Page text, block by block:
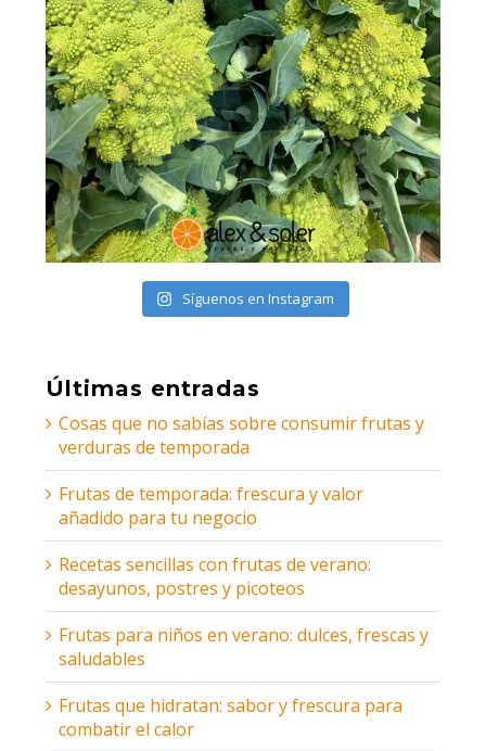
Síguenos en Instagram
Últimas entradas
Cosas que no sabías sobre consumir frutas y
verduras de temporada
Frutas de temporada: frescura y valor
añadido para tu negocio
Recetas sencillas con frutas de verano:
desayunos, postres y picoteos
Frutas para niños en verano: dulces, frescas y
saludables
Frutas que hidratan: sabor y frescura para
combatir el calor